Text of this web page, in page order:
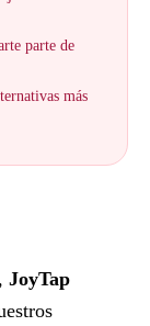
parte de
más
JoyTap